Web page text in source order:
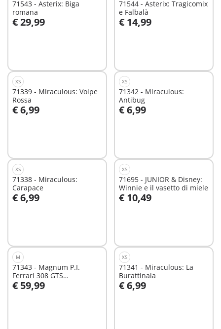
71543 - Asterix: Biga
romana
€ 29,99
Aggiungi al carrello
71544 - Asterix: Tragicomix
e Falbalà
€ 14,99
Aggiungi al carrello
XS
71339 - Miraculous: Volpe
Rossa
€ 6,99
Aggiungi al carrello
XS
71342 - Miraculous:
Antibug
€ 6,99
Aggiungi al carrello
XS
71338 - Miraculous:
Carapace
€ 6,99
Aggiungi al carrello
XS
71695 - JUNIOR & Disney:
Winnie e il vasetto di miele
€ 10,49
Aggiungi al carrello
M
71343 - Magnum P.I.
Ferrari 308 GTS
Quattrovalvole
€ 59,99
Aggiungi al carrello
XS
71341 - Miraculous: La
Burattinaia
€ 6,99
Aggiungi al carrello